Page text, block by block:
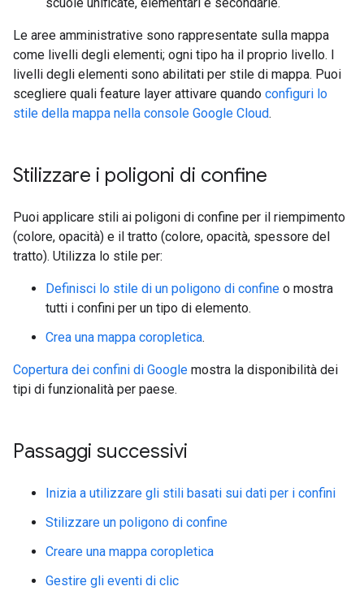
Le aree amministrative sono rappresentate sulla mappa
come livelli degli elementi; ogni tipo ha il proprio livello. I
livelli degli elementi sono abilitati per stile di mappa. Puoi
scegliere quali feature layer attivare quando configuri lo
stile della mappa nella console Google Cloud.
Stilizzare i poligoni di confine
Puoi applicare stili ai poligoni di confine per il riempimento
(colore, opacità) e il tratto (colore, opacità, spessore del
tratto). Utilizza lo stile per:
Definisci lo stile di un poligono di confine o mostra
tutti i confini per un tipo di elemento.
Crea una mappa coropletica.
Copertura dei confini di Google mostra la disponibilità dei
tipi di funzionalità per paese.
Passaggi successivi
Inizia a utilizzare gli stili basati sui dati per i confini
Stilizzare un poligono di confine
Creare una mappa coropletica
Gestire gli eventi di clic